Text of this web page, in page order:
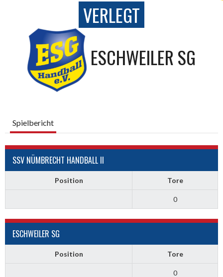
VERLEGT
ESCHWEILER SG
Spielbericht
SSV NÜMBRECHT HANDBALL II
Position Tore
0
ESCHWEILER SG
Position Tore
0